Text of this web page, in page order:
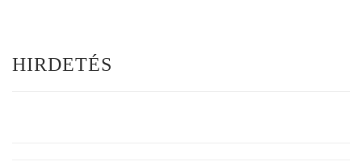
HIRDETÉS